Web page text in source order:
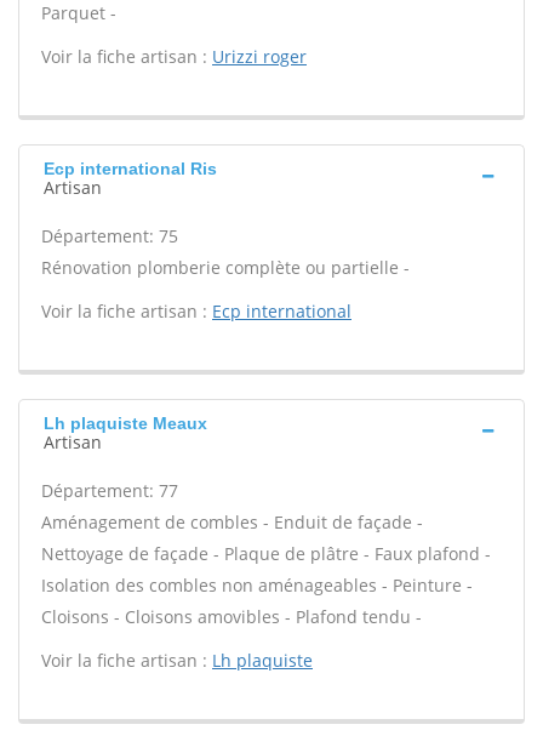
Parquet -
Voir la fiche artisan : Urizzi roger
Ecp international Ris
Artisan
Département: 75
Rénovation plomberie complète ou partielle -
Voir la fiche artisan : Ecp international
Lh plaquiste Meaux
Artisan
Département: 77
Aménagement de combles - Enduit de façade -
Nettoyage de façade - Plaque de plâtre - Faux plafond -
Isolation des combles non aménageables - Peinture -
Cloisons - Cloisons amovibles - Plafond tendu -
Voir la fiche artisan : Lh plaquiste